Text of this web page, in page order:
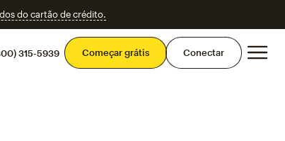
do cartão de crédito.
315-5939 Começar grátis Conectar